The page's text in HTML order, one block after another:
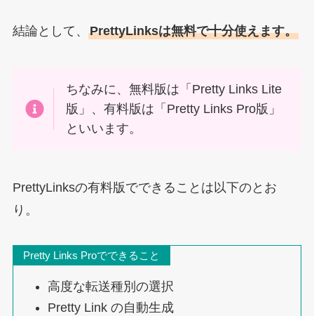
結論として、 PrettyLinksは無料で十分使えます。
ちなみに、無料版は「Pretty Links Lite
版」、有料版は「Pretty Links Pro版」
といいます。
PrettyLinksの有料版でできることは以下のとお
り。
Pretty Links Proでできること
高度な転送種別の選択
Pretty Link の自動生成